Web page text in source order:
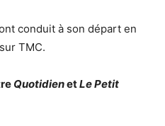
conduit à son départ en
sur TMC.
QuotidienetLe Petit